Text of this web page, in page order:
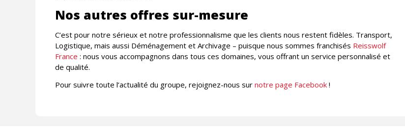
Nos autres offres sur-mesure
C’est pour notre sérieux et notre professionnalisme que les clients nous restent fidèles. Transport,
Logistique, mais aussi Déménagement et Archivage – puisque nous sommes franchisés Reisswolf
France : nous vous accompagnons dans tous ces domaines, vous offrant un service personnalisé et
de qualité.
Pour suivre toute l’actualité du groupe, rejoignez-nous sur notre page Facebook ​!